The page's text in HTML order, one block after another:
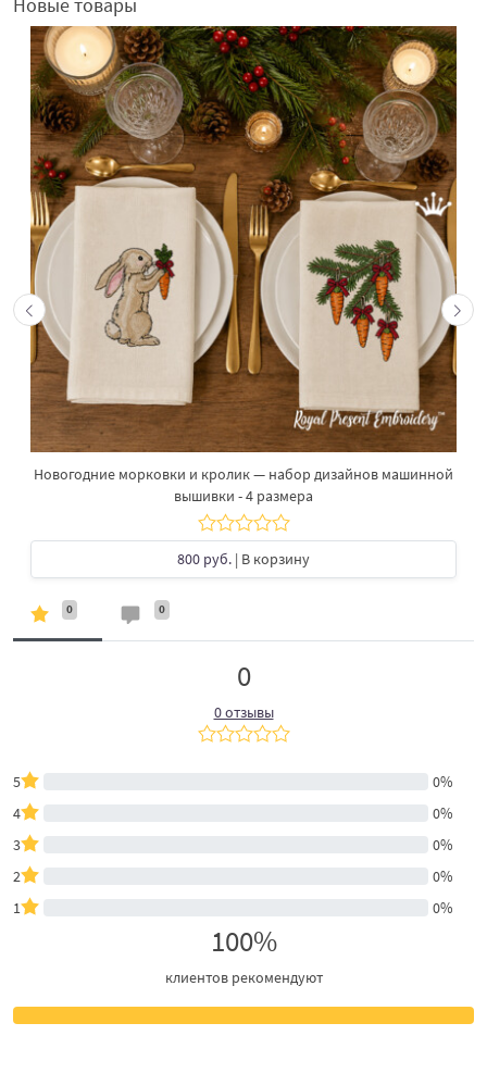
Новогодние морковки и кролик — набор дизайнов машинной
вышивки - 4 размера
800 руб. | В корзину
0 0
0
0 отзывы
5
0%
4
0%
3
0%
2
0%
1
0%
100%
клиентов рекомендуют